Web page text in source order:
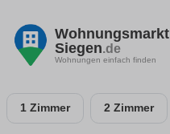
Wohnungsmarkt
Siegen.de
Wohnungen einfach finden
1 Zimmer 2 Zimmer